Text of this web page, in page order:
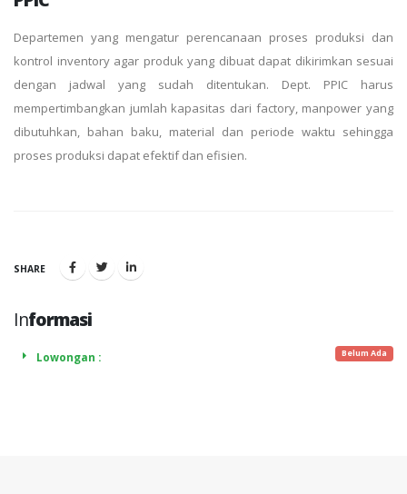
Departemen yang mengatur perencanaan proses produksi dan
kontrol inventory agar produk yang dibuat dapat dikirimkan sesuai
dengan jadwal yang sudah ditentukan. Dept. PPIC harus
mempertimbangkan jumlah kapasitas dari factory, manpower yang
dibutuhkan, bahan baku, material dan periode waktu sehingga
proses produksi dapat efektif dan efisien.
SHARE
Informasi
Lowongan : Belum Ada